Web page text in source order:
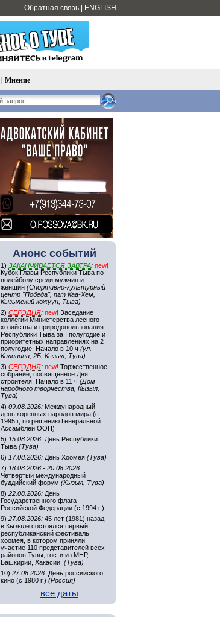
Обратная связь ENGLISH
| Мнение
Анонс событий
1) ЗАКАНЧИВАЕТСЯ ЗАВТРА: new!
Кубок Главы Республики Тыва по
волейболу среди мужчин и
женщин (Спортивно-культурный
центр "Победа", пгт Каа-Хем,
Кызылский кожуун, Тыва)
2) СЕГОДНЯ: new! Заседание
коллегии Министерства лесного
хозяйства и природопользования
Республики Тыва за I полугодие и
приоритетных направлениях на 2
полугодие. Начало в 10 ч (ул.
Калинина, 2Б, Кызыл, Тува)
3) СЕГОДНЯ: new! Торжественное
собрание, посвященное Дня
строителя. Начало в 11 ч (Дом
народного творчества, Кызыл,
Тува)
4) 09.08.2026: Международный
день коренных народов мира (с
1995 г, по решению Генеральной
Ассамблеи ООН)
5) 15.08.2026: День Республики
Тыва (Тува)
6) 17.08.2026: День Хоомея (Тува)
7) 18.08.2026 - 20.08.2026:
Четвертый международный
буддийский форум (Кызыл, Тува)
8) 22.08.2026: День
Государственного флага
Российской Федерации (с 1994 г.)
9) 27.08.2026: 45 лет (1981) назад
в Кызыле состоялся первый
республиканский фестиваль
хоомея, в котором приняли
участие 110 представителей всех
районов Тувы, гости из МНР,
Башкирии, Хакасии. (Тува)
10) 27.08.2026: День российского
кино (с 1980 г.) (Россия)
все даты